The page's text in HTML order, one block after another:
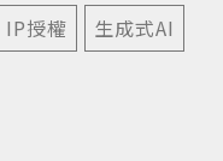
IP授權
生成式AI